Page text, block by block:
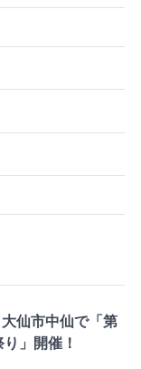
仙市中仙で「第
」開催！